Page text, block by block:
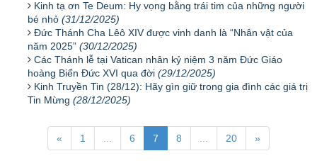
Kinh tạ ơn Te Deum: Hy vọng bằng trái tim của những người
bé nhỏ (31/12/2025)
Đức Thánh Cha Lêô XIV được vinh danh là “Nhân vật của
năm 2025” (30/12/2025)
Các Thánh lễ tại Vatican nhân kỷ niệm 3 năm Đức Giáo
hoàng Biển Đức XVI qua đời (29/12/2025)
Kinh Truyền Tin (28/12): Hãy gìn giữ trong gia đình các giá trị
Tin Mừng (28/12/2025)
« 1 6 7 8 20 »